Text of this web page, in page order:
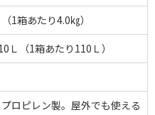
1箱あたり4.0㎏）
Ｌ（1箱あたり110Ｌ）
ロピレン製。屋外でも使える